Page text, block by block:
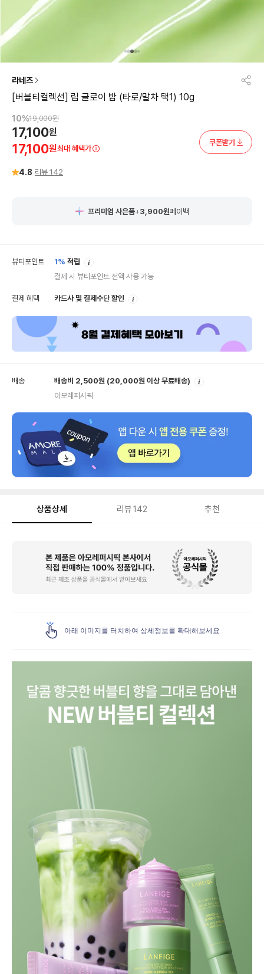
라네즈
[버블티컬렉션] 립 글로이 밤 (타로/말차 택1) 10g
10%19,000원
17,100원
17,100원최대 혜택가
쿠폰받기
4.8 리뷰 142
프리미엄 사은품+3,900원페이백
뷰티포인트 1% 적립
결제 시 뷰티포인트 전액 사용 가능
결제 혜택 카드사 및 결제수단 할인
배송 배송비 2,500원 (20,000원 이상 무료배송)
아모레퍼시픽
상품상세 리뷰142 추천
아래 이미지를 터치하여 상세정보를 확대해보세요